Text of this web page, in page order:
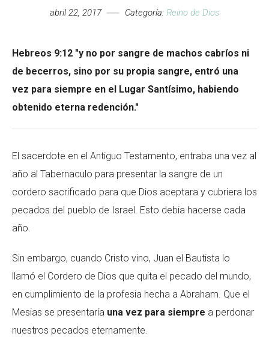
abril 22, 2017 Categoría: Reino de Dios
Hebreos 9:12 "y no por sangre de machos cabríos ni
de becerros, sino por su propia sangre, entró una
vez para siempre en el Lugar Santísimo, habiendo
obtenido eterna redención."
El sacerdote en el Antiguo Testamento, entraba una vez al
año al Tabernaculo para presentar la sangre de un
cordero sacrificado para que Dios aceptara y cubriera los
pecados del pueblo de Israel. Esto debia hacerse cada
año.
Sin embargo, cuando Cristo vino, Juan el Bautista lo
llamó el Cordero de Dios que quita el pecado del mundo,
en cumplimiento de la profesia hecha a Abraham. Que el
Mesias se presentaría una vez para siempre a perdonar
nuestros pecados eternamente.